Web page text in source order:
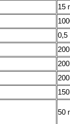
15
0,5
50